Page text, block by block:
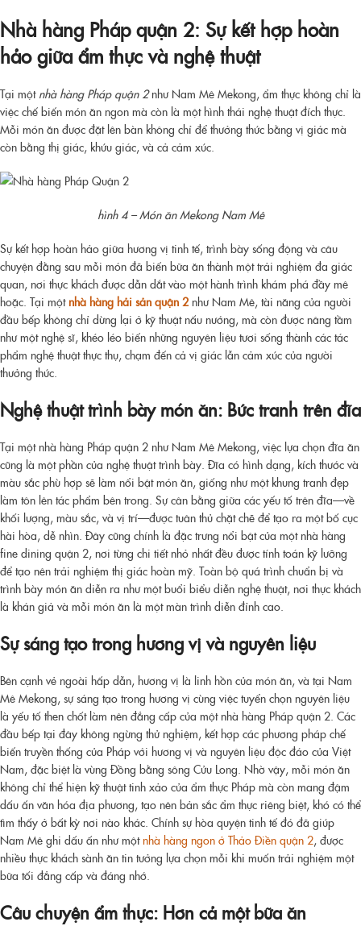
Nhà hàng Pháp quận 2: Sự kết hợp hoàn
hảo giữa ẩm thực và nghệ thuật
Tại một nhà hàng Pháp quận 2như Nam Mê Mekong, ẩm thực không chỉ là
việc chế biến món ăn ngon mà còn là một hình thái nghệ thuật đích thực.
Mỗi món ăn được đặt lên bàn không chỉ để thưởng thức bằng vị giác mà
còn bằng thị giác, khứu giác, và cả cảm xúc.
hình 4 – Món ăn Mekong Nam Mê
Sự kết hợp hoàn hảo giữa hương vị tinh tế, trình bày sống động và câu
chuyện đằng sau mỗi món đã biến bữa ăn thành một trải nghiệm đa giác
quan, nơi thực khách được dẫn dắt vào một hành trình khám phá đầy mê
hoặc. Tại mộtnhà hàng hải sản quận 2 như Nam Mê, tài năng của người
đầu bếp không chỉ dừng lại ở kỹ thuật nấu nướng, mà còn được nâng tầm
như một nghệ sĩ, khéo léo biến những nguyên liệu tươi sống thành các tác
phẩm nghệ thuật thực thụ, chạm đến cả vị giác lẫn cảm xúc của người
thưởng thức.
Nghệ thuật trình bày món ăn: Bức tranh trên đĩa
Tại một nhà hàng Pháp quận 2 như Nam Mê Mekong, việc lựa chọn đĩa ăn
cũng là một phần của nghệ thuật trình bày. Đĩa có hình dạng, kích thước và
màu sắc phù hợp sẽ làm nổi bật món ăn, giống như một khung tranh đẹp
làm tôn lên tác phẩm bên trong. Sự cân bằng giữa các yếu tố trên đĩa—về
khối lượng, màu sắc, và vị trí—được tuân thủ chặt chẽ để tạo ra một bố cục
hài hòa, dễ nhìn. Đây cũng chính là đặc trưng nổi bật của một nhà hàng
fine dining quận 2, nơi từng chi tiết nhỏ nhất đều được tính toán kỹ lưỡng
để tạo nên trải nghiệm thị giác hoàn mỹ. Toàn bộ quá trình chuẩn bị và
trình bày món ăn diễn ra như một buổi biểu diễn nghệ thuật, nơi thực khách
là khán giả và mỗi món ăn là một màn trình diễn đỉnh cao.
Sự sáng tạo trong hương vị và nguyên liệu
Bên cạnh vẻ ngoài hấp dẫn, hương vị là linh hồn của món ăn, và tại Nam
Mê Mekong, sự sáng tạo trong hương vị cùng việc tuyển chọn nguyên liệu
là yếu tố then chốt làm nên đẳng cấp của một nhà hàng Pháp quận 2. Các
đầu bếp tại đây không ngừng thử nghiệm, kết hợp các phương pháp chế
biến truyền thống của Pháp với hương vị và nguyên liệu độc đáo của Việt
Nam, đặc biệt là vùng Đồng bằng sông Cửu Long. Nhờ vậy, mỗi món ăn
không chỉ thể hiện kỹ thuật tinh xảo của ẩm thực Pháp mà còn mang đậm
dấu ấn văn hóa địa phương, tạo nên bản sắc ẩm thực riêng biệt, khó có thể
tìm thấy ở bất kỳ nơi nào khác. Chính sự hòa quyện tinh tế đó đã giúp
Nam Mê ghi dấu ấn như mộtnhà hàng ngon ở Thảo Điền quận 2, được
nhiều thực khách sành ăn tin tưởng lựa chọn mỗi khi muốn trải nghiệm một
bữa tối đẳng cấp và đáng nhớ.
Câu chuyện ẩm thực: Hơn cả một bữa ăn